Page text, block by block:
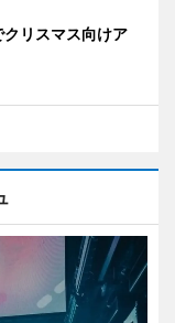
リスマス向けア